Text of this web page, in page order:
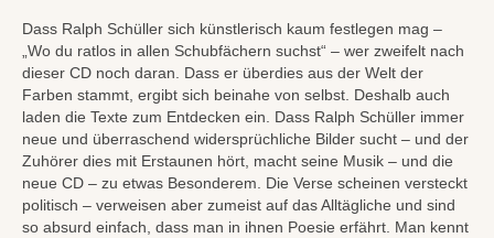
Dass Ralph Schüller sich künstlerisch kaum festlegen mag –
„Wo du ratlos in allen Schubfächern suchst“ – wer zweifelt nach
dieser CD noch daran. Dass er überdies aus der Welt der
Farben stammt, ergibt sich beinahe von selbst. Deshalb auch
laden die Texte zum Entdecken ein. Dass Ralph Schüller immer
neue und überraschend widersprüchliche Bilder sucht – und der
Zuhörer dies mit Erstaunen hört, macht seine Musik – und die
neue CD – zu etwas Besonderem. Die Verse scheinen versteckt
politisch – verweisen aber zumeist auf das Alltägliche und sind
so absurd einfach, dass man in ihnen Poesie erfährt. Man kennt